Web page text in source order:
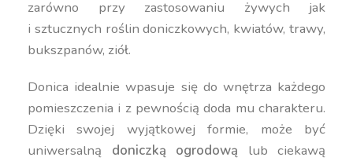
zarówno przy zastosowaniu żywych jak
i sztucznych roślin doniczkowych, kwiatów, trawy,
bukszpanów, ziół.
Donica idealnie wpasuje się do wnętrza każdego
pomieszczenia i z pewnością doda mu charakteru.
Dzięki swojej wyjątkowej formie, może być
uniwersalną doniczką ogrodową lub ciekawą